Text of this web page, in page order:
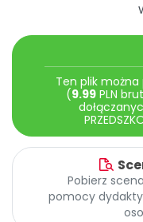
Archiwalne
Ten plik
(9.99PLN
Pobierz
pomocy